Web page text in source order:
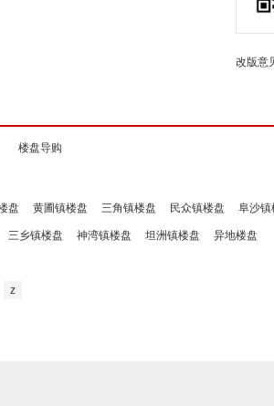
改版意
楼盘导购
盘 黄圃镇楼盘 三角镇楼盘 民众镇楼盘 阜沙镇
三乡镇楼盘 神湾镇楼盘 坦洲镇楼盘 异地楼盘
z